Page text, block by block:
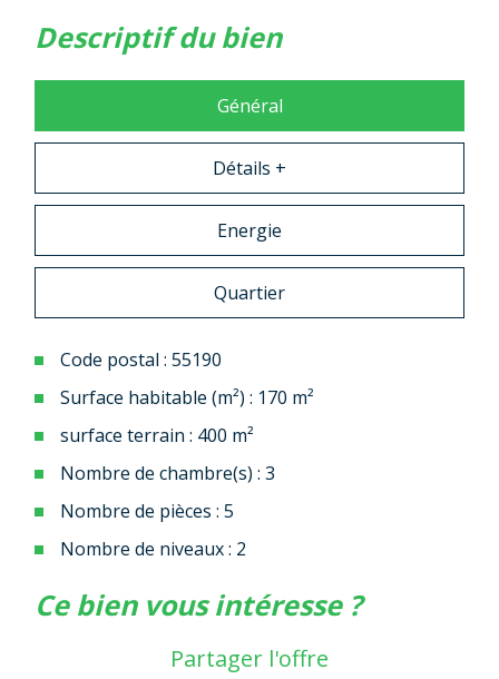
descriptif du bien
Général
Détails +
Energie
Quartier
Code postal : 55190
Surface habitable (m²) : 170 m²
surface terrain : 400 m²
Nombre de chambre(s) : 3
Nombre de pièces : 5
Nombre de niveaux : 2
la ville de pagny-sur-meuse
(55190)
ce bien vous intéresse ?
Partager l'offre